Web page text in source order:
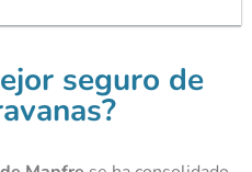
seguro de